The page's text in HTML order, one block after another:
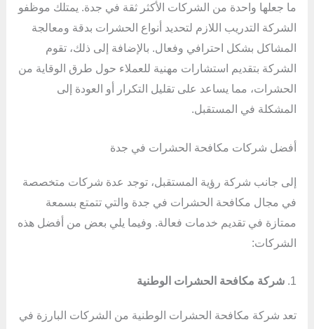
ما جعلها واحدة من الشركات الأكثر ثقة في جدة. يمتلك موظفو
الشركة التدريب اللازم لتحديد أنواع الحشرات بدقة ومعالجة
المشاكل بشكل احترافي وفعال. بالإضافة إلى ذلك، تقوم
الشركة بتقديم استشارات مهنية للعملاء حول طرق الوقاية من
الحشرات، مما يساعد على تقليل التكرار أو العودة إلى
المشكلة في المستقبل.
أفضل شركات مكافحة الحشرات في جدة
إلى جانب شركة رؤية المستقبل، توجد عدة شركات متخصصة
في مجال مكافحة الحشرات في جدة والتي تتمتع بسمعة
ممتازة في تقديم خدمات فعالة. وفيما يلي بعض من أفضل هذه
الشركات:
1. شركة مكافحة الحشرات الوطنية
تعد شركة مكافحة الحشرات الوطنية من الشركات البارزة في